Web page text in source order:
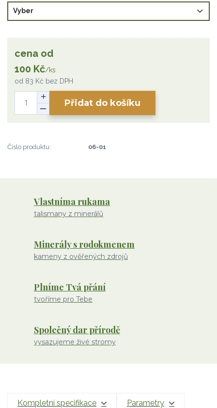
cena od
100 Kč/ks
od 83 Kč bez DPH
Přidat do košíku
Číslo produktu: 06-01
Vlastníma rukama
talismany z minerálů
Minerály s rodokmenem
kameny z ověřených zdrojů
Plníme Tvá přání
tvoříme pro Tebe
Společný dar přírodě
vysazujeme živé stromy
Kompletní specifikace Parametry